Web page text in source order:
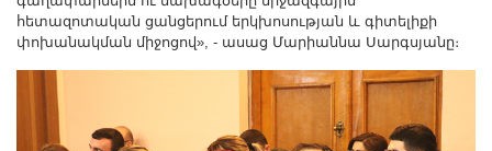
հետազոտական ցանցերում երկխոսության և գիտելիքի
փոխանակման միջոցով», - ասաց Մարիաննա Սարգսյանը։